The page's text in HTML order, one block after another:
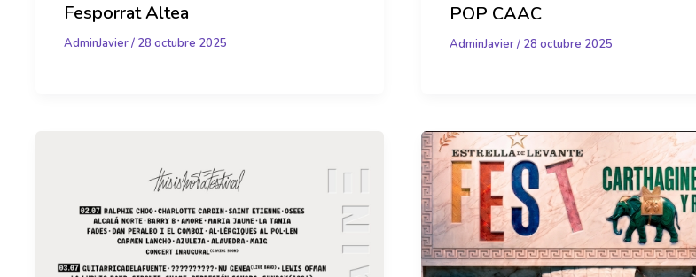
Fesporrat Altea
AdminJavier/ 28 octubre 2025
POP CAAC
AdminJavier/ 28 octubre 2025